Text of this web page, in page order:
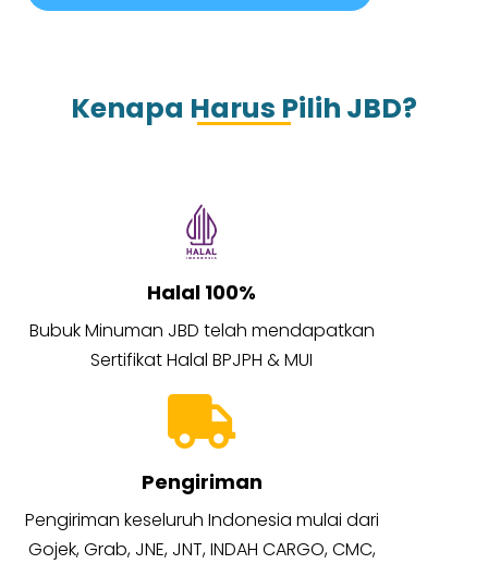
Kenapa Harus Pilih JBD?
Halal 100%
Bubuk Minuman JBD telah mendapatkan
Sertifikat Halal BPJPH & MUI
Pengiriman
Pengiriman keseluruh Indonesia mulai dari
Gojek, Grab, JNE, JNT, INDAH CARGO, CMC,